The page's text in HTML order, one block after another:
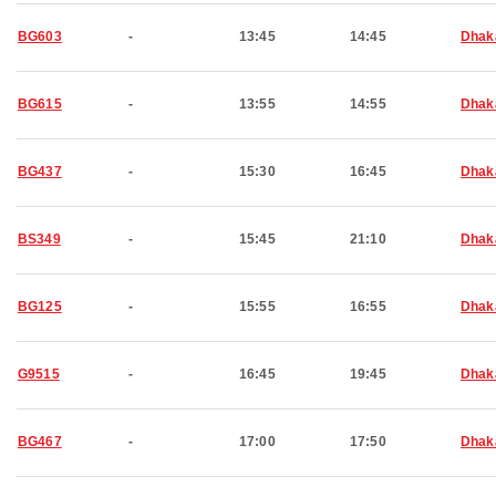
BG603 - 13:45 14:45
BG615 - 13:55 14:55
BG437 - 15:30 16:45
BS349 - 15:45 21:10
BG125 - 15:55 16:55
G9515 - 16:45 19:45
BG467 - 17:00 17:50